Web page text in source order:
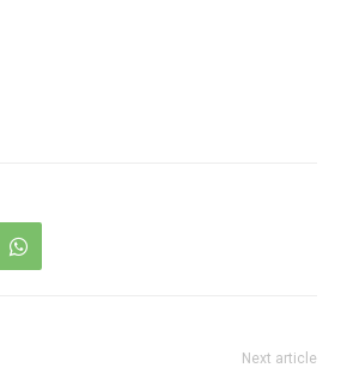
Next article